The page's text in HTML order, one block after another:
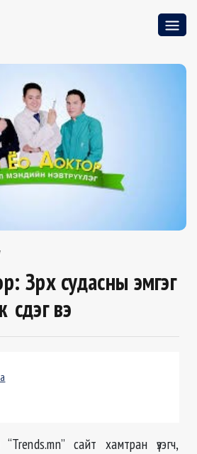
Зүрх судасны эмгэг
вэ
сайт хамтран үзэгч,